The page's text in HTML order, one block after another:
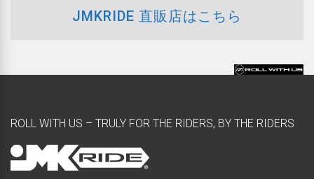
JMKRIDE 直販店はこちら
ROLL WITH US – TRULY FOR THE RIDERS, BY THE RIDERS